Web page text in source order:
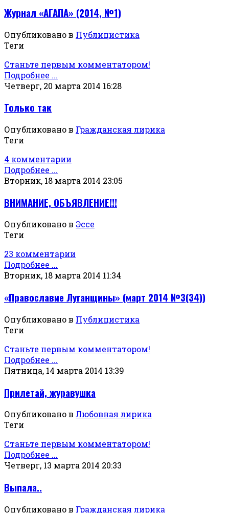
Журнал «АГАПА» (2014, №1)
Опубликовано в Публицистика
Теги
Станьте первым комментатором!
Подробнее ...
Четверг, 20 марта 2014 16:28
Только так
Опубликовано в Гражданская лирика
Теги
4 комментарии
Подробнее ...
Вторник, 18 марта 2014 23:05
ВНИМАНИЕ, ОБЪЯВЛЕНИЕ!!!
Опубликовано в Эссе
Теги
23 комментарии
Подробнее ...
Вторник, 18 марта 2014 11:34
«Православие Луганщины» (март 2014 №3(34))
Опубликовано в Публицистика
Теги
Станьте первым комментатором!
Подробнее ...
Пятница, 14 марта 2014 13:39
Прилетай, журавушка
Опубликовано в Любовная лирика
Теги
Станьте первым комментатором!
Подробнее ...
Четверг, 13 марта 2014 20:33
Выпала..
Опубликовано в Гражданская лирика